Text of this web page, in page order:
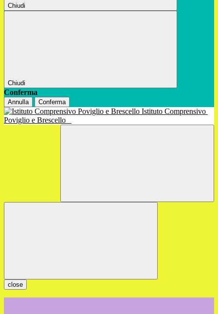
Chiudi
Chiudi
Conferma
Annulla Conferma
Istituto Comprensivo
Poviglio e Brescello
close